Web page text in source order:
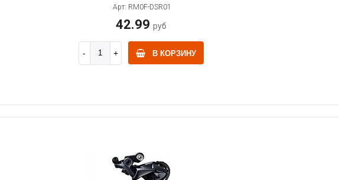
Арт: RM0F-DSR01
42.99 руб
В КОРЗИНУ